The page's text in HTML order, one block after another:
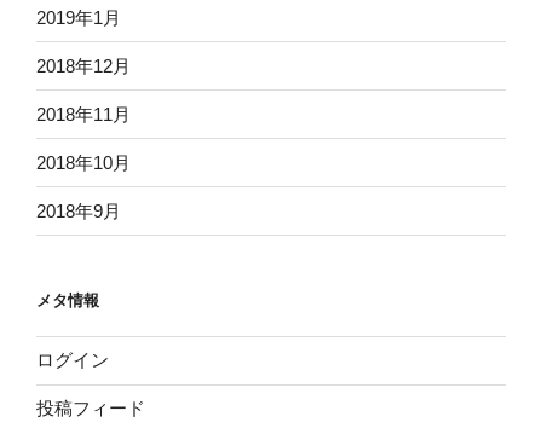
2019年1月
2018年12月
2018年11月
2018年10月
2018年9月
メタ情報
ログイン
投稿フィード